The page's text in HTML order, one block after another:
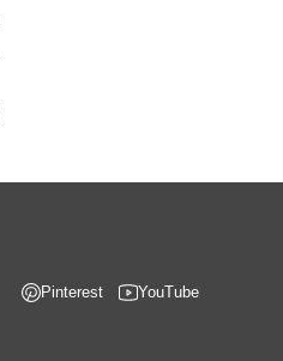
Pinterest
YouTube